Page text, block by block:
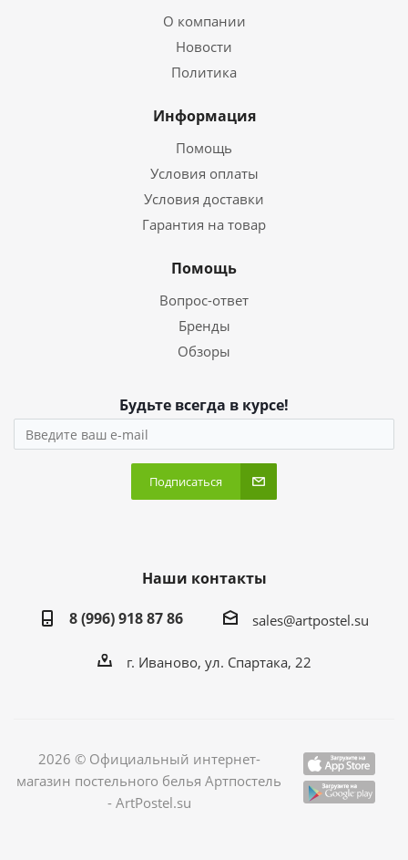
О компании
Новости
Политика
Информация
Помощь
Условия оплаты
Условия доставки
Гарантия на товар
Помощь
Вопрос-ответ
Бренды
Обзоры
Будьте всегда в курсе!
Подписаться
Наши контакты
8 (996) 918 87 86
sales@artpostel.su
г. Иваново, ул. Спартака, 22
2026 © Официальный интернет-
магазин постельного белья Артпостель
- ArtPostel.su